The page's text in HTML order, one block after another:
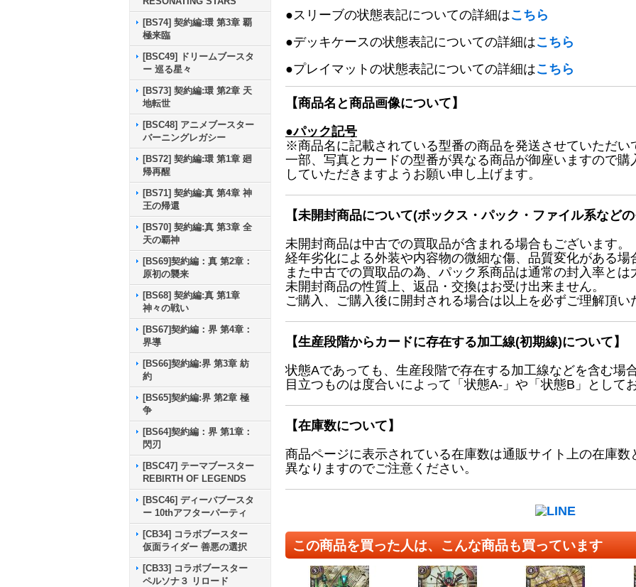
[BS74] 契約編:環 第3章 覇
極来臨
[BSC49] ドリームブースタ
ー 巡る星々
[BS73] 契約編:環 第2章 天
地転世
[BSC48] アニメブースター
バーニングレガシー
[BS72] 契約編:環 第1章 廻
帰再醒
[BS71] 契約編:真 第4章 神
王の帰還
[BS70] 契約編:真 第3章 全
天の覇神
[BS69]契約編：真 第2章：
原初の襲来
[BS68] 契約編:真 第1章
神々の戦い
[BS67]契約編：界 第4章：
界導
[BS66]契約編:界 第3章 紡
約
[BS65]契約編:界 第2章 極
争
[BS64]契約編：界 第1章：
閃刃
[BSC47] テーマブースター
REBIRTH OF LEGENDS
[BSC46] ディーバブースタ
ー 10thアフターパーティ
[CB34] コラボブースター
仮面ライダー 善悪の選択
[CB33] コラボブースター
ペルソナ３ リロード
●スリーブの状態表記についての詳細はこちら
●デッキケースの状態表記についての詳細はこちら
●プレイマットの状態表記についての詳細はこちら
【商品名と商品画像について】
●パック記号
※商品名に記載されている型番の商品を発送させていただい
一部、写真とカードの型番が異なる商品が御座いますので
していただきますようお願い申し上げます。
【未開封商品について(ボックス・パック・ファイル系など
未開封商品は中古での買取品が含まれる場合もございます。
経年劣化による外装や内容物の微細な傷、品質変化がある場
また中古での買取品の為、パック系商品は通常の封入率とは
未開封商品の性質上、返品・交換はお受け出来ません。
ご購入、ご購入後に開封される場合は以上を必ずご理解頂い
【生産段階からカードに存在する加工線(初期線)について】
状態Aであっても、生産段階で存在する加工線などを含む場
目立つものは度合いによって「状態A-」や「状態B」として
【在庫数について】
商品ページに表示されている在庫数は通販サイト上の在庫
異なりますのでご注意ください。
この商品を買った人は、こんな商品も買っています